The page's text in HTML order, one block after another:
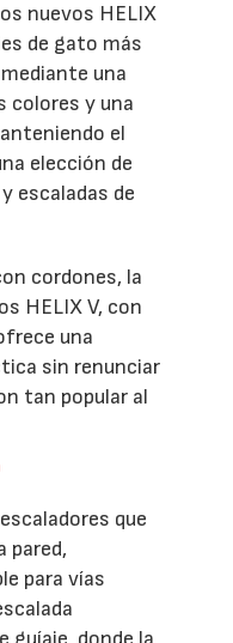
nuevos HELIX
de gato más
una
colores y una
el
elección de
escaladas de
cordones, la
HELIX V, con
una
sin renunciar
tan popular al
que
pared,
para vías